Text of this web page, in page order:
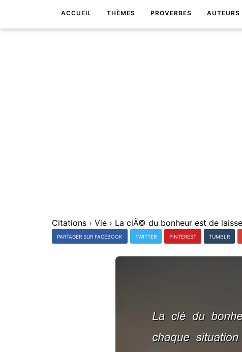
ACCUEIL THÈMES PROVERBES AUTEURS
Citations › Vie ›
PARTAGER SUR FACEBOOK TWITTER PINTEREST TUMBLR